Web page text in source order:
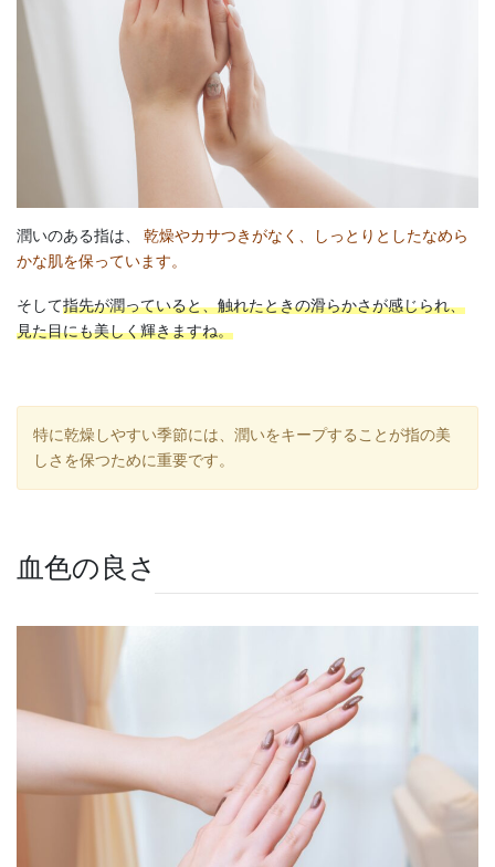
潤いのある指は、
乾燥やカサつきがなく、しっとりとしたなめら
かな肌を保っています。
そして指先が潤っていると、触れたときの滑らかさが感じられ、
見た目にも美しく輝きますね。
特に乾燥しやすい季節には、潤いをキープすることが指の美
しさを保つために重要です。
血色の良さ